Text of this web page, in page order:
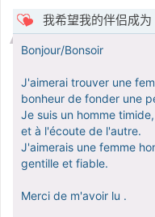
我希望我的伴侣成为
Bonjour/Bonsoir
J'aimerai trouver une
bonheur de fonder une
Je suis un homme
et à l'écoute de l'autre.
J'aimerais une femme
gentille et fiable.
Merci de m'avoir lu .